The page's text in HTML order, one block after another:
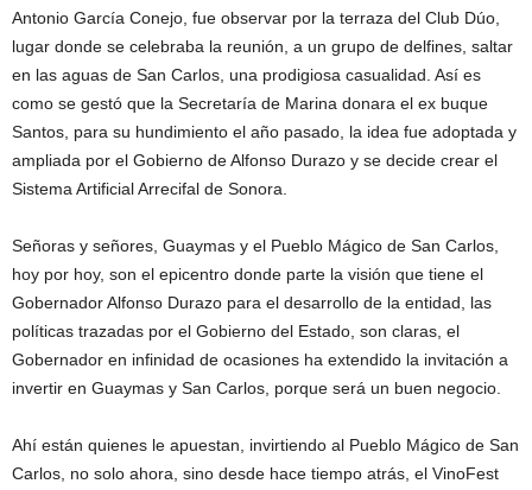
Antonio García Conejo, fue observar por la terraza del Club Dúo,
lugar donde se celebraba la reunión, a un grupo de delfines, saltar
en las aguas de San Carlos, una prodigiosa casualidad. Así es
como se gestó que la Secretaría de Marina donara el ex buque
Santos, para su hundimiento el año pasado, la idea fue adoptada y
ampliada por el Gobierno de Alfonso Durazo y se decide crear el
Sistema Artificial Arrecifal de Sonora.
Señoras y señores, Guaymas y el Pueblo Mágico de San Carlos,
hoy por hoy, son el epicentro donde parte la visión que tiene el
Gobernador Alfonso Durazo para el desarrollo de la entidad, las
políticas trazadas por el Gobierno del Estado, son claras, el
Gobernador en infinidad de ocasiones ha extendido la invitación a
invertir en Guaymas y San Carlos, porque será un buen negocio.
Ahí están quienes le apuestan, invirtiendo al Pueblo Mágico de San
Carlos, no solo ahora, sino desde hace tiempo atrás, el VinoFest